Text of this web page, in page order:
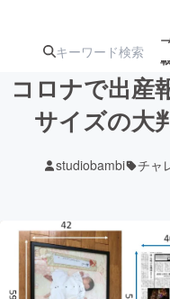
ジェクト
ターン
注目
ジェク
アート・写真
テクノロジー
コロナで出産
サイズの大
studiobambi チャ